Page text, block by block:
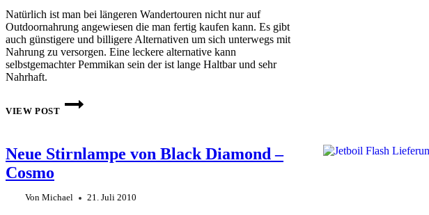
Natürlich ist man bei längeren Wandertouren nicht nur auf
Outdoornahrung angewiesen die man fertig kaufen kann. Es gibt
auch günstigere und billigere Alternativen um sich unterwegs mit
Nahrung zu versorgen. Eine leckere alternative kann
selbstgemachter Pemmikan sein der ist lange Haltbar und sehr
Nahrhaft.
VIEW POST
OUTDOORNAHRUNG
SELBST
PEMMIKAN
Neue Stirnlampe von Black Diamond –
Cosmo
Von Michael 21. Juli 2010